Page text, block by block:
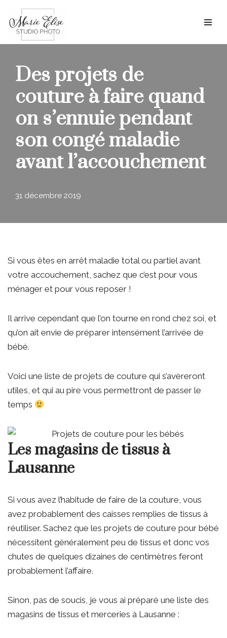
Aller
au
Des projets de
couture à faire quand
on s’ennuie pendant
son congé maladie
avant l’accouchement
31 décembre 2019
Si vous êtes en arrêt maladie total ou partiel avant
votre accouchement, sachez que c’est pour vous
ménager et pour vous reposer !
Il arrive cependant que l’on tourne en rond chez soi, et
qu’on ait envie de préparer intensément l’arrivée de
bébé.
Voici une liste de projets de couture qui s’avèreront
utiles, et qui au pire vous permettront de passer le
temps
Les magasins de tissus à
Lausanne
Si vous avez l’habitude de faire de la couture, vous
avez probablement des caisses remplies de tissus à
réutiliser. Sachez que les projets de couture pour bébé
nécessitent généralement peu de tissus et donc vos
chutes de quelques dizaines de centimètres feront
probablement l’affaire.
Sinon, pas de soucis, je vous ai préparé une liste des
magasins de tissus et merceries à Lausanne :